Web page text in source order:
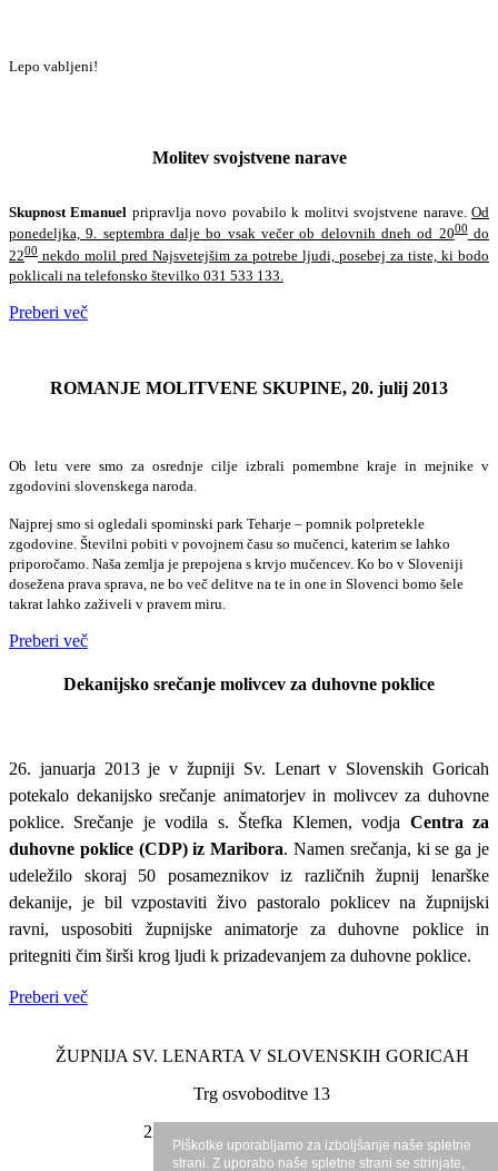
Lepo vabljeni!
Molitev svojstvene narave
Skupnost Emanuel pripravlja novo povabilo k molitvi svojstvene narave.Od
ponedeljka, 9. septembra dalje bo vsak večer ob delovnih dneh od 2000do
2200 nekdo molil pred Najsvetejšim za potrebe ljudi, posebej za tiste, ki bodo
poklicali na telefonsko številko 031 533 133.
Preberi več
ROMANJE MOLITVENE SKUPINE, 20. julij 2013
Ob letu vere smo za osrednje cilje izbrali pomembne kraje in mejnike v
zgodovini slovenskega naroda.
Najprej smo si ogledali spominski park Teharje – pomnik polpretekle
zgodovine. Številni pobiti v povojnem času so mučenci, katerim se lahko
priporočamo. Naša zemlja je prepojena s krvjo mučencev. Ko bo v Sloveniji
dosežena prava sprava, ne bo več delitve na te in one in Slovenci bomo šele
takrat lahko zaživeli v pravem miru.
Preberi več
Dekanijsko srečanje molivcev za duhovne poklice
26. januarja 2013 je v župniji Sv. Lenart v Slovenskih Goricah
potekalo dekanijsko srečanje animatorjev in molivcev za duhovne
poklice. Srečanje je vodila s. Štefka Klemen, vodja Centra za
duhovne poklice (CDP) iz Maribora. Namen srečanja, ki se ga je
udeležilo skoraj 50 posameznikov iz različnih župnij lenarške
dekanije, je bil vzpostaviti živo pastoralo poklicev na župnijski
ravni, usposobiti župnijske animatorje za duhovne poklice in
pritegniti čim širši krog ljudi k prizadevanjem za duhovne poklice.
Preberi več
ŽUPNIJA SV. LENARTA V SLOVENSKIH GORICAH
Trg osvoboditve 13
2230 Lenart v Slovenskih goricah
Piškotke uporabljamo za izboljšanje naše spletne
strani. Z uporabo naše spletne strani se strinjate,